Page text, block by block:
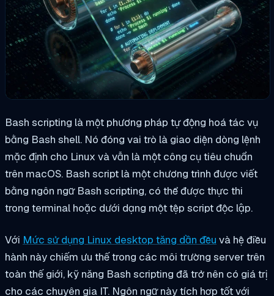
Bash scripting là một phương pháp tự động hoá tác vụ
bằng Bash shell. Nó đóng vai trò là giao diện dòng lệnh
mặc định cho Linux và vẫn là một công cụ tiêu chuẩn
trên macOS. Bash script là một chương trình được viết
bằng ngôn ngữ Bash scripting, có thể được thực thi
trong terminal hoặc dưới dạng một tệp script độc lập.
Với Mức sử dụng Linux desktop tăng dần đều và hệ điều
hành này chiếm ưu thế trong các môi trường server trên
toàn thế giới, kỹ năng Bash scripting đã trở nên có giá trị
cho các chuyên gia IT. Ngôn ngữ này tích hợp tốt với